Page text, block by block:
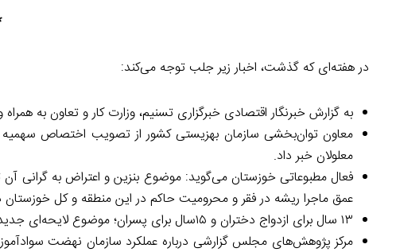
در هفته‌ای که گذشت، اخبار زیر جلب توجه می‌کند:
به گزارش خبرنگار اقتصادی خبرگزاری تسنیم، وزارت کار و تعاون به
معلولان خبر داد.
فعال مطبوعاتی خوزستان می‌گوید: موضوع بنزین و اعتراض به گرانی
عمق ماجرا ریشه در فقر و محرومیت حاکم در این منطقه و کل خوزستان
۱۳ سال برای ازدواج دختران و ١۵سال برای پسران؛ موضوع لایحه‌ای جدید برای مقابله با کودک‌همسری که بالاخره در کمیسیون لوایح دولت تصویب شد.